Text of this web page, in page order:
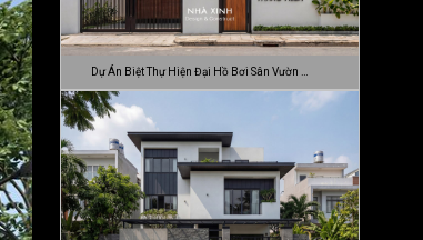
Dự Án Biệt Thự Hiện Đại Hồ Bơi Sân Vườn …